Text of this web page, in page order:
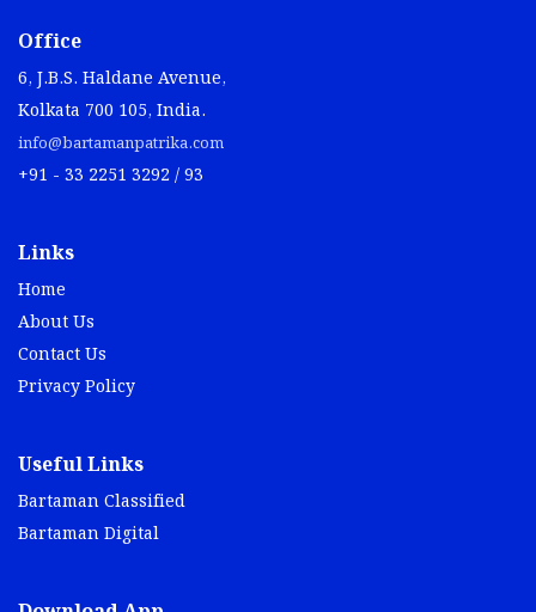
Office
6, J.B.S. Haldane Avenue,
Kolkata 700 105, India.
info@bartamanpatrika.com
+91 - 33 2251 3292 / 93
Links
Home
About Us
Contact Us
Privacy Policy
Useful Links
Bartaman Classified
Bartaman Digital